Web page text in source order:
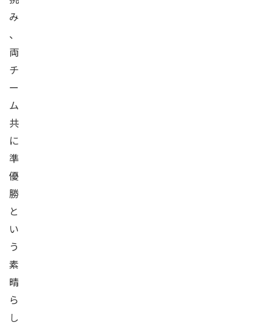
み
、
両
チ
ー
ム
共
に
準
優
勝
と
い
う
素
晴
ら
し